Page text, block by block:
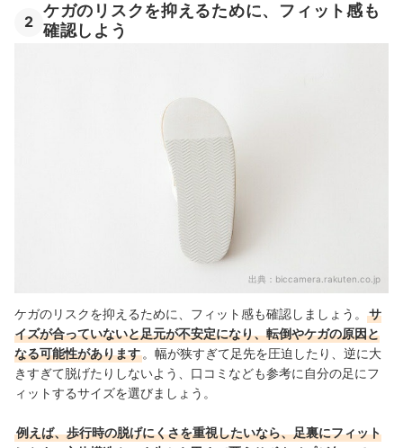
2
ケガのリスクを抑えるために、フィット感も
確認しよう
出典： biccamera.rakuten.co.jp
ケガのリスクを抑えるために、フィット感も確認しましょう。
サ
イズが合っていないと足元が不安定になり、転倒やケガの原因と
なる可能性があります 。幅が狭すぎて足先を圧迫したり、逆に大
きすぎて脱げたりしないよう、口コミなども参考に自分の足にフ
ィットするサイズを選びましょう。
例えば、歩行時の脱げにくさを重視したいなら、足裏にフィット